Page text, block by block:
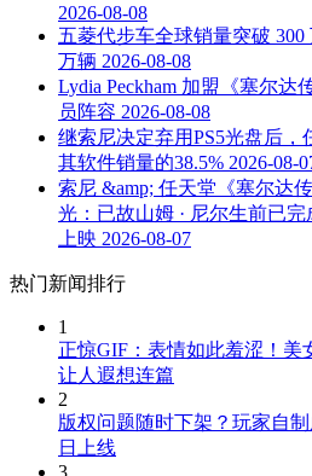
2026-08-08
五菱代步车全球销量突破
万辆 2026-08-08
Lydia Peckham 加盟《塞尔
员阵容 2026-08-08
继索尼决定弃用PS5光盘后
其软件销量的38.5% 2026-08-
索尼 &amp; 任天堂《塞尔达
光：已故山姆 · 尼尔生前已完
上映 2026-08-07
热门新闻排行
1
正惊GIF：表情如此羞涩！美
让人遐想连篇
2
版权问题随时下架？玩家自
日上线
3